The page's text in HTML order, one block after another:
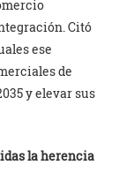
Citó
ese
de
y elevar sus
la herencia